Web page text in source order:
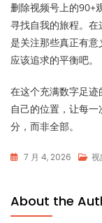
删除视频号上的90+
寻找自我的旅程。
是关注那些真正有意
应该追求的平衡吧。
在这个充满数字足
自己的位置，让每
分，而非全部。
7 月 4, 2026 视
About the